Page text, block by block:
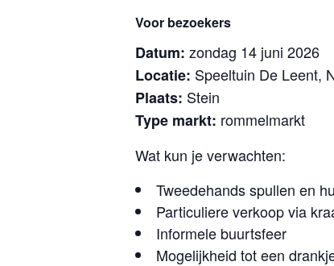
Voor bezoekers
Datum: zondag 14 juni 2026
Locatie: Speeltuin De Leent,
Plaats: Stein
Type markt: rommelmarkt
Wat kun je verwachten:
Tweedehands spullen en
Particuliere verkoop via
Informele buurtsfeer
Mogelijkheid tot een